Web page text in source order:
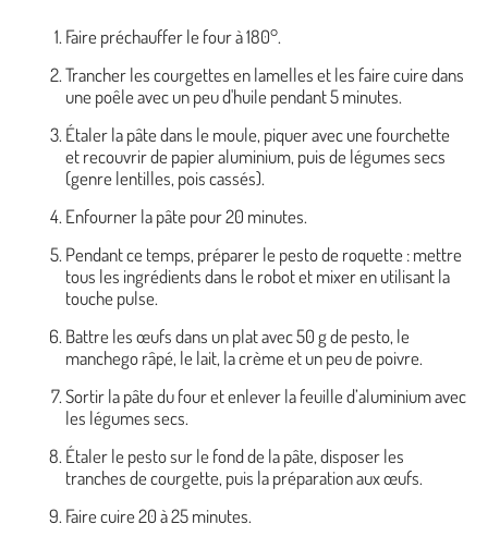
Faire préchauffer le four à 180°.
Trancher les courgettes en lamelles et les faire cuire dans
une poêle avec un peu d'huile pendant 5 minutes.
Étaler la pâte dans le moule, piquer avec une fourchette
et recouvrir de papier aluminium, puis de légumes secs
(genre lentilles, pois cassés).
Enfourner la pâte pour 20 minutes.
Pendant ce temps, préparer le pesto de roquette : mettre
tous les ingrédients dans le robot et mixer en utilisant la
touche pulse.
Battre les œufs dans un plat avec 50 g de pesto, le
manchego râpé, le lait, la crème et un peu de poivre.
Sortir la pâte du four et enlever la feuille d’aluminium avec
les légumes secs.
Étaler le pesto sur le fond de la pâte, disposer les
tranches de courgette, puis la préparation aux œufs.
Faire cuire 20 à 25 minutes.